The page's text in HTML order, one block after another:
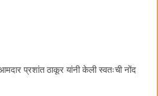
प्रशांत ठाकूर यांनी केली स्वतःची नोंद